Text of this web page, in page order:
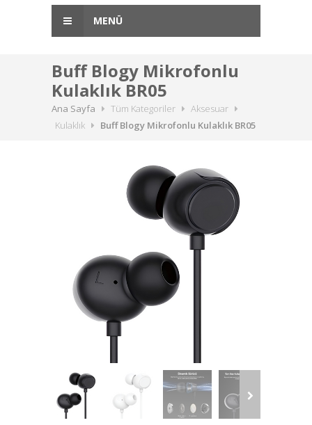
MENÜ
Buff Blogy Mikrofonlu
Kulaklık BR05
Ana Sayfa Tüm Kategoriler
Aksesuar
Kulaklık
Buff Blogy Mikrofonlu Kulaklık BR05